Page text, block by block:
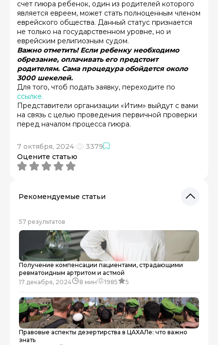
счет гиюра ребенок, один из родителей которого
является евреем, может стать полноценным членом
еврейского общества. Данный статус признается
не только на государственном уровне, но и
еврейским религиозным судом.
Важно отметить! Если ребенку необходимо
обрезание, оплачивать его предстоит
родителям. Сама процедура обойдется около
3000 шекелей.
Для того, чтоб подать заявку, переходите по
ссылке.
Представители организации «Итим» выйдут с вами
на связь с целью проведения первичной проверки
перед началом процесса гиюра.
7 октября, 2024
3379
Оцените статью
Рекомендуемые статьи
57 результатов
17 декабря, 2024 8 мин 1985 5
Получение компенсации пациентами, страдающими
ревматоидным артритом и астмой
Правовые аспекты дезертирства в ЦАХАЛе: что важно
знать